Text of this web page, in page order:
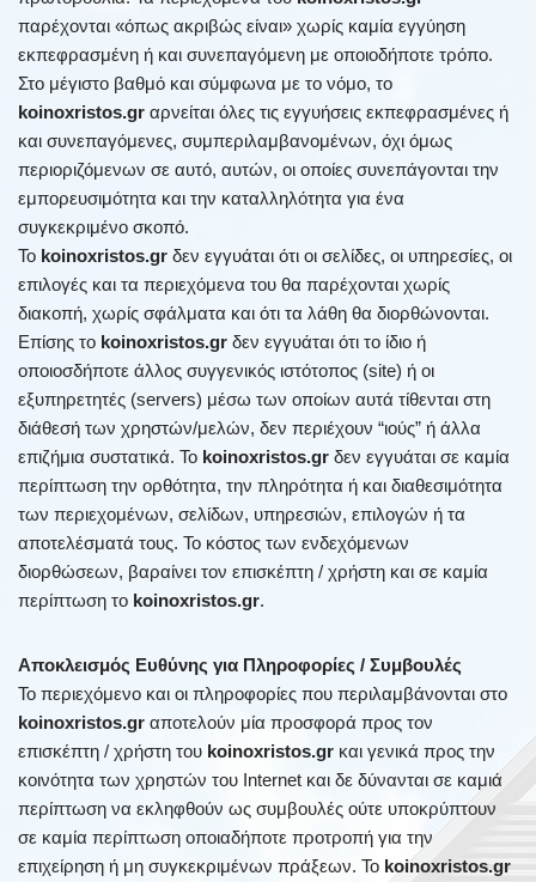
παρέχονται «όπως ακριβώς είναι» χωρίς καμία εγγύηση
εκπεφρασμένη ή και συνεπαγόμενη με οποιοδήποτε τρόπο.
Στο μέγιστο βαθμό και σύμφωνα με το νόμο, το
koinoxristos.gr αρνείται όλες τις εγγυήσεις εκπεφρασμένες ή
και συνεπαγόμενες, συμπεριλαμβανομένων, όχι όμως
περιοριζόμενων σε αυτό, αυτών, οι οποίες συνεπάγονται την
εμπορευσιμότητα και την καταλληλότητα για ένα
συγκεκριμένο σκοπό.
Το koinoxristos.gr δεν εγγυάται ότι οι σελίδες, οι υπηρεσίες, οι
επιλογές και τα περιεχόμενα του θα παρέχονται χωρίς
διακοπή, χωρίς σφάλματα και ότι τα λάθη θα διορθώνονται.
Επίσης το koinoxristos.gr δεν εγγυάται ότι το ίδιο ή
οποιοσδήποτε άλλος συγγενικός ιστότοπος (site) ή οι
εξυπηρετητές (servers) μέσω των οποίων αυτά τίθενται στη
διάθεσή των χρηστών/μελών, δεν περιέχουν “ιούς” ή άλλα
επιζήμια συστατικά. Το koinoxristos.gr δεν εγγυάται σε καμία
περίπτωση την ορθότητα, την πληρότητα ή και διαθεσιμότητα
των περιεχομένων, σελίδων, υπηρεσιών, επιλογών ή τα
αποτελέσματά τους. Το κόστος των ενδεχόμενων
διορθώσεων, βαραίνει τον επισκέπτη / χρήστη και σε καμία
περίπτωση το koinoxristos.gr.
Αποκλεισμός Ευθύνης για Πληροφορίες / Συμβουλές
Το περιεχόμενο και οι πληροφορίες που περιλαμβάνονται στο
koinoxristos.gr αποτελούν μία προσφορά προς τον
επισκέπτη / χρήστη του koinoxristos.gr και γενικά προς την
κοινότητα των χρηστών του Internet και δε δύνανται σε καμιά
περίπτωση να εκληφθούν ως συμβουλές ούτε υποκρύπτουν
σε καμία περίπτωση οποιαδήποτε προτροπή για την
επιχείρηση ή μη συγκεκριμένων πράξεων. Το koinoxristos.gr